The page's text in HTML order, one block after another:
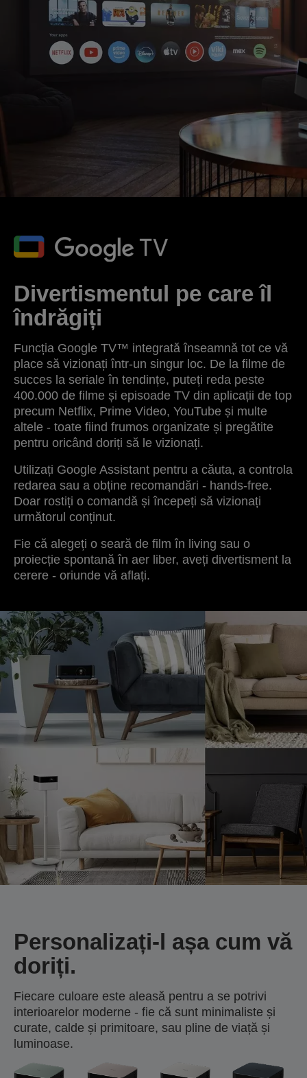
Divertismentul pe care îl
îndrăgiți
Funcția Google TV™ integrată înseamnă tot ce vă
place să vizionați într-un singur loc. De la filme de
succes la seriale în tendințe, puteți reda peste
400.000 de filme și episoade TV din aplicații de top
precum Netflix, Prime Video, YouTube și multe
altele - toate fiind frumos organizate și pregătite
pentru oricând doriți să le vizionați.
Utilizați Google Assistant pentru a căuta, a controla
redarea sau a obține recomandări - hands-free.
Doar rostiți o comandă și începeți să vizionați
următorul conținut.
Fie că alegeți o seară de film în living sau o
proiecție spontană în aer liber, aveți divertisment la
cerere - oriunde vă aflați.
Personalizați-l așa cum vă
doriți.
Fiecare culoare este aleasă pentru a se potrivi
interioarelor moderne - fie că sunt minimaliste și
curate, calde și primitoare, sau pline de viață și
luminoase.